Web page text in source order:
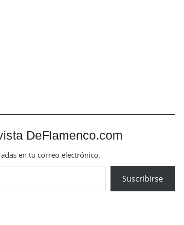
DeFlamenco.com
en tu correo electrónico.
Suscribirse